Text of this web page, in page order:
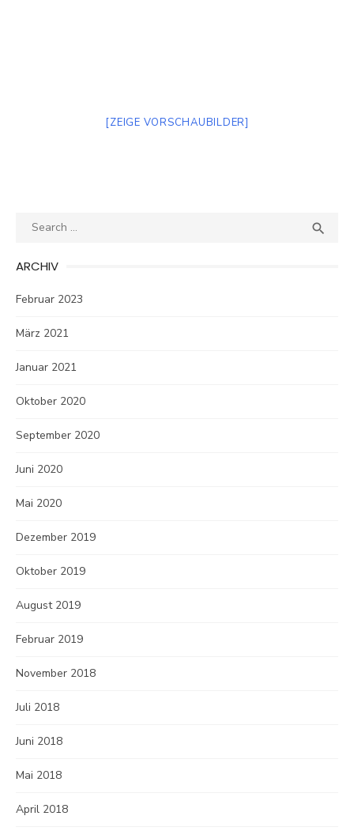
[ZEIGE VORSCHAUBILDER]
Search

ARCHIV
Februar 2023
März 2021
Januar 2021
Oktober 2020
September 2020
Juni 2020
Mai 2020
Dezember 2019
Oktober 2019
August 2019
Februar 2019
November 2018
Juli 2018
Juni 2018
Mai 2018
April 2018